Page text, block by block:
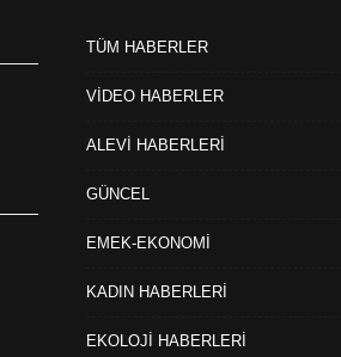
TÜM HABERLER
VİDEO HABERLER
ALEVİ HABERLERİ
GÜNCEL
EMEK-EKONOMİ
KADIN HABERLERİ
EKOLOJİ HABERLERİ